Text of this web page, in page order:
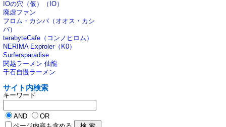
IOの穴（仮）（IO）
廃虚ファン
フロム・カシバ（オオス・カシ
バ）
terabyteCafe（コンノヒロム）
NERIMA Exproler（K0）
Surfersparadise
関越ラーメン 仙龍
千石自慢ラーメン
サイト内検索
キーワード
AND
OR